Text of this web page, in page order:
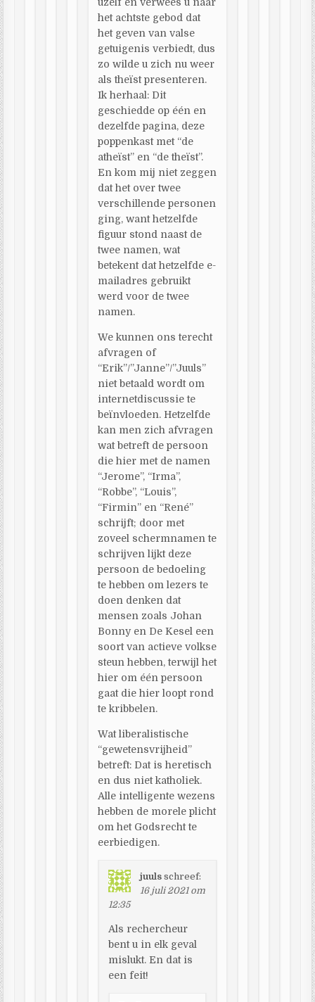
het achtste gebod dat
het geven van valse
getuigenis verbiedt, dus
zo wilde u zich nu weer
als theïst presenteren.
Ik herhaal: Dit
geschiedde op één en
dezelfde pagina, deze
poppenkast met “de
atheïst” en “de theïst”.
En kom mij niet zeggen
dat het over twee
verschillende personen
ging, want hetzelfde
figuur stond naast de
twee namen, wat
betekent dat hetzelfde e-
mailadres gebruikt
werd voor de twee
namen.
We kunnen ons terecht
afvragen of
“Erik”/”Janne”/”Juuls”
niet betaald wordt om
internetdiscussie te
beïnvloeden. Hetzelfde
kan men zich afvragen
wat betreft de persoon
die hier met de namen
“Jerome”, “Irma”,
“Robbe”, “Louis”,
“Firmin” en “René”
schrijft; door met
zoveel schermnamen te
schrijven lijkt deze
persoon de bedoeling
te hebben om lezers te
doen denken dat
mensen zoals Johan
Bonny en De Kesel een
soort van actieve volkse
steun hebben, terwijl het
hier om één persoon
gaat die hier loopt rond
te kribbelen.
Wat liberalistische
“gewetensvrijheid”
betreft: Dat is heretisch
en dus niet katholiek.
Alle intelligente wezens
hebben de morele plicht
om het Godsrecht te
eerbiedigen.
juuls schreef:
16 juli 2021 om
12:35
Als rechercheur
bent u in elk geval
mislukt. En dat is
een feit!